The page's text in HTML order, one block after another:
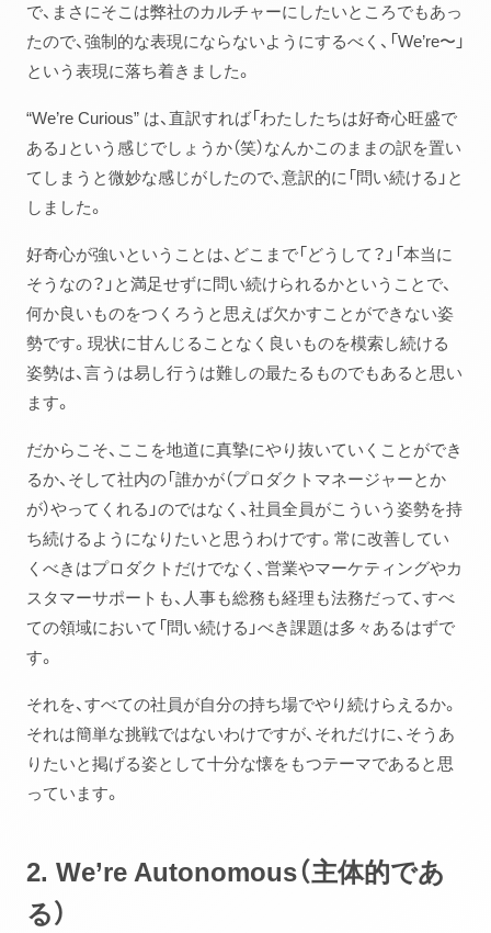
で、まさにそこは弊社のカルチャーにしたいところでもあっ
たので、強制的な表現にならないようにするべく、「We’re〜」
という表現に落ち着きました。
“We’re Curious” は、直訳すれば「わたしたちは好奇心旺盛で
ある」という感じでしょうか（笑）なんかこのままの訳を置い
てしまうと微妙な感じがしたので、意訳的に「問い続ける」と
しました。
好奇心が強いということは、どこまで「どうして？」「本当に
そうなの？」と満足せずに問い続けられるかということで、
何か良いものをつくろうと思えば欠かすことができない姿
勢です。現状に甘んじることなく良いものを模索し続ける
姿勢は、言うは易し行うは難しの最たるものでもあると思い
ます。
だからこそ、ここを地道に真摯にやり抜いていくことができ
るか、そして社内の「誰かが（プロダクトマネージャーとか
が）やってくれる」のではなく、社員全員がこういう姿勢を持
ち続けるようになりたいと思うわけです。常に改善してい
くべきはプロダクトだけでなく、営業やマーケティングやカ
スタマーサポートも、人事も総務も経理も法務だって、すべ
ての領域において「問い続ける」べき課題は多々あるはずで
す。
それを、すべての社員が自分の持ち場でやり続けらえるか。
それは簡単な挑戦ではないわけですが、それだけに、そうあ
りたいと掲げる姿として十分な懐をもつテーマであると思
っています。
2. We’re Autonomous（主体的であ
る）